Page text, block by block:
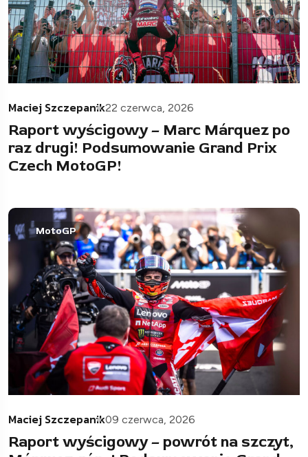
Maciej Szczepanik22 czerwca, 2026
Raport wyścigowy – Marc Márquez po
raz drugi! Podsumowanie Grand Prix
Czech MotoGP!
MotoGP
Maciej Szczepanik09 czerwca, 2026
Raport wyścigowy – powrót na szczyt,